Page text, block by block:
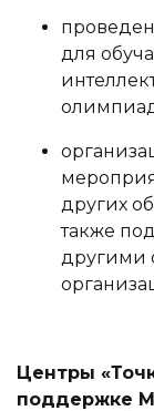
для
других
также
другими
Центры
поддержке